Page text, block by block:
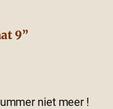
9”
niet meer !